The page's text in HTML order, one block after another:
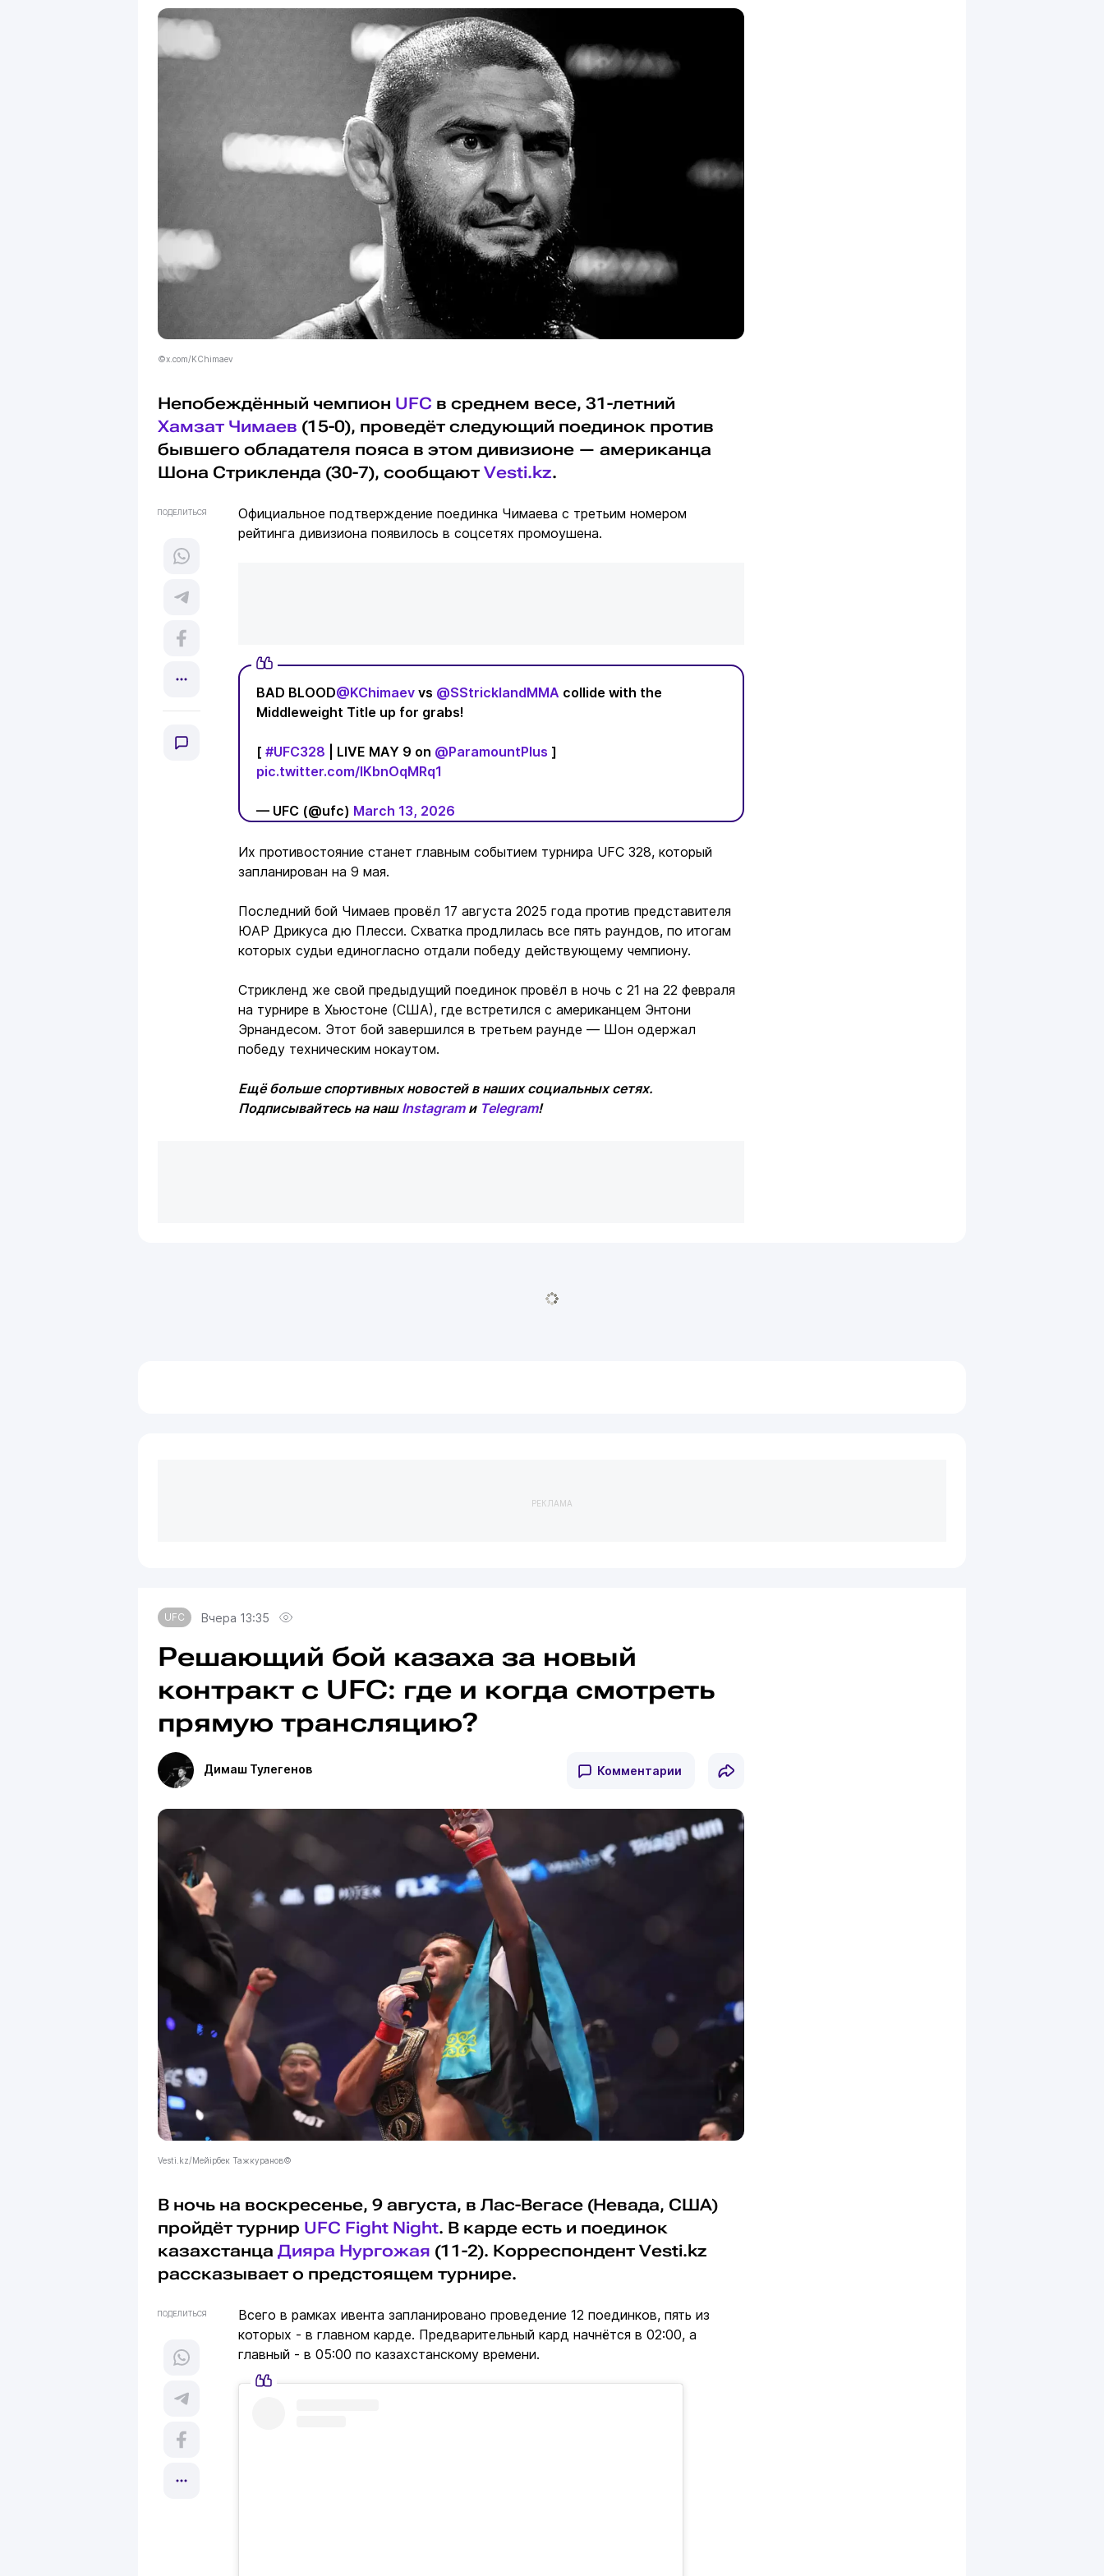
©x.com/KChimaev
Непобеждённый чемпион UFC в среднем весе, 31-летний
Хамзат Чимаев (15-0), проведёт следующий поединок против
бывшего обладателя пояса в этом дивизионе — американца
Шона Стрикленда (30-7), сообщают Vesti.kz.
ПОДЕЛИТЬСЯ
Официальное подтверждение поединка Чимаева с третьим номером
рейтинга дивизиона появилось в соцсетях промоушена.
BAD BLOOD@KChimaev vs @SStricklandMMA collide with the
Middleweight Title up for grabs!
[ #UFC328 | LIVE MAY 9 on @ParamountPlus ]
pic.twitter.com/IKbnOqMRq1
— UFC (@ufc) March 13, 2026
Их противостояние станет главным событием турнира UFC 328, который
запланирован на 9 мая.
Последний бой Чимаев провёл 17 августа 2025 года против представителя
ЮАР Дрикуса дю Плесси. Схватка продлилась все пять раундов, по итогам
которых судьи единогласно отдали победу действующему чемпиону.
Стрикленд же свой предыдущий поединок провёл в ночь с 21 на 22 февраля
на турнире в Хьюстоне (США), где встретился с американцем Энтони
Эрнандесом. Этот бой завершился в третьем раунде — Шон одержал
победу техническим нокаутом.
Ещё больше спортивных новостей в наших социальных сетях.
Подписывайтесь на наш Instagramи Telegram!
РЕКЛАМА
UFC Вчера 13:35
Решающий бой казаха за новый
контракт с UFC: где и когда смотреть
прямую трансляцию?
Димаш Тулегенов Комментарии
Vesti.kz/Мейірбек Тажкуранов©
В ночь на воскресенье, 9 августа, в Лас-Вегасе (Невада, США)
пройдёт турнир UFC Fight Night. В карде есть и поединок
казахстанца Дияра Нургожая (11-2). Корреспондент Vesti.kz
рассказывает о предстоящем турнире.
ПОДЕЛИТЬСЯ
Всего в рамках ивента запланировано проведение 12 поединков, пять из
которых - в главном карде. Предварительный кард начнётся в 02:00, а
главный - в 05:00 по казахстанскому времени.